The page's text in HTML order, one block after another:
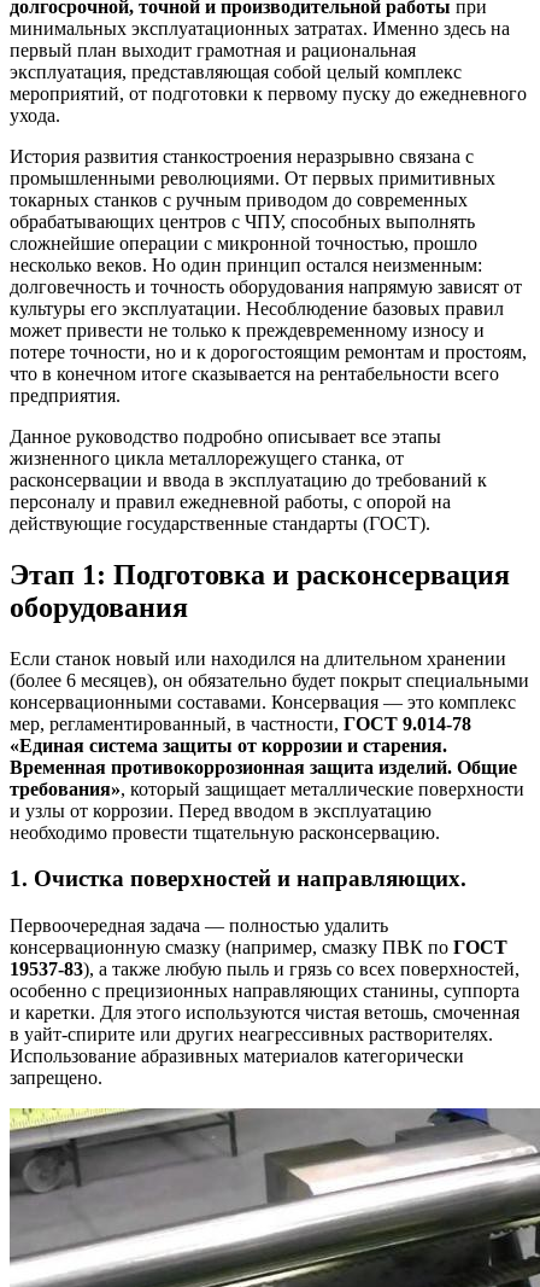
долгосрочной, точной и производительной работы при
минимальных эксплуатационных затратах. Именно здесь на
первый план выходит грамотная и рациональная
эксплуатация, представляющая собой целый комплекс
мероприятий, от подготовки к первому пуску до ежедневного
ухода.
История развития станкостроения неразрывно связана с
промышленными революциями. От первых примитивных
токарных станков с ручным приводом до современных
обрабатывающих центров с ЧПУ, способных выполнять
сложнейшие операции с микронной точностью, прошло
несколько веков. Но один принцип остался неизменным:
долговечность и точность оборудования напрямую зависят от
культуры его эксплуатации. Несоблюдение базовых правил
может привести не только к преждевременному износу и
потере точности, но и к дорогостоящим ремонтам и простоям,
что в конечном итоге сказывается на рентабельности всего
предприятия.
Данное руководство подробно описывает все этапы
жизненного цикла металлорежущего станка, от
расконсервации и ввода в эксплуатацию до требований к
персоналу и правил ежедневной работы, с опорой на
действующие государственные стандарты (ГОСТ).
Этап 1: Подготовка и расконсервация
оборудования
Если станок новый или находился на длительном хранении
(более 6 месяцев), он обязательно будет покрыт специальными
консервационными составами. Консервация — это комплекс
мер, регламентированный, в частности, ГОСТ 9.014-78
«Единая система защиты от коррозии и старения.
Временная противокоррозионная защита изделий. Общие
требования», который защищает металлические поверхности
и узлы от коррозии. Перед вводом в эксплуатацию
необходимо провести тщательную расконсервацию.
1. Очистка поверхностей и направляющих.
Первоочередная задача — полностью удалить
консервационную смазку (например, смазку ПВК по ГОСТ
19537-83), а также любую пыль и грязь со всех поверхностей,
особенно с прецизионных направляющих станины, суппорта
и каретки. Для этого используются чистая ветошь, смоченная
в уайт-спирите или других неагрессивных растворителях.
Использование абразивных материалов категорически
запрещено.